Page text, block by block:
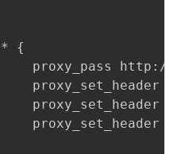
{
proxy_pass
proxy_set_header
proxy_set_header
proxy_set_header